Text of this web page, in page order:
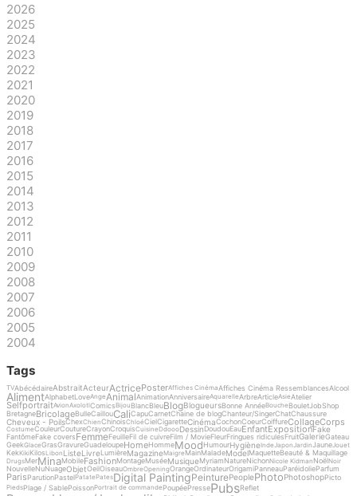
2026
2025
2024
2023
2022
2021
2020
2019
2018
2017
2016
2015
2014
2013
2012
2011
2010
2009
2008
2007
2006
2005
2004
Tags
TVAbécédaireAbstraitActeurActricePosterAffiches CinémaAffiches Cinéma RessemblancesAlcool
AlimentAlphabetLoveAnge AnimalAnimationAnniversaireAquarelleArbreArticleAsieAtelier
SelfportraitAvionAxolotlComicsBijou BlancBleuBlogBlogueursBonne AnnéeBouche BouletJobShop
BretagneBricolageBulleCaillouCaliCapuCarnetChaine de blogChanteur/SingerChatChaussure
Cheveux - PoilsChexChienChinoisChloéCielCigaretteCinémaCochonCoeurCoiffureCollageCorps
CostumeCouleurCoutureCrayonCroquisCuisineDdoooDessinDoudouEauEnfantExpositionFake
FantômeFake coversFemmeFeuilleFil de cuivreFilm / MovieFleurFringues ridiculesFruitGalerieGateau
GeekGlaceGrasGravureGuadeloupeHomeHommeMoodHumourHygièneInde Japon JardinJaune Jouet
KekKikiKilosLibon ListeLivreLumièreMagazineMaigre MainMaladeModelMaquetteBeauté & Maquillage
DrugsMerMinaMobileFashionMontageMuséeMusiqueMyriamNatureNichonNicole Kidman Noël Noir
NouvelleNuNuageObjetOeilOiseauOmbreOpeningOrangeOrdinateurOrigamiPanneauParéidolieParfum
ParisParutionPastelPatatePatesDigital PaintingPeinturePeoplePhotoPhotoshopPicto
PiedsPlage / SablePoissonPortrait de commande PoupéePressePubsReflet